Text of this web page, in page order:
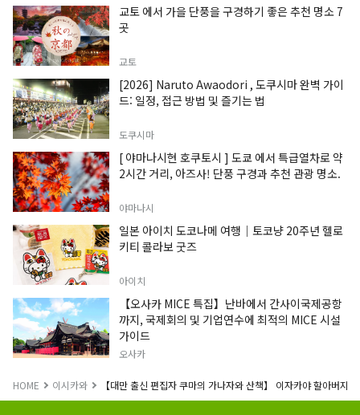
교토 에서 가을 단풍을 구경하기 좋은 추천 명소 7
곳
교토
[2026] Naruto Awaodori , 도쿠시마 완벽 가이
드: 일정, 접근 방법 및 즐기는 법
도쿠시마
[ 야마나시현 호쿠토시 ] 도쿄 에서 특급열차로 약
2시간 거리, 아즈사! 단풍 구경과 추천 관광 명소.
야마나시
일본 아이치 도코나메 여행｜토코냥 20주년 헬로
키티 콜라보 굿즈
아이치
【오사카 MICE 특집】난바에서 간사이국제공항
까지, 국제회의 및 기업연수에 최적의 MICE 시설
가이드
오사카
HOME 이시카와 【대만 출신 편집자 쿠마의 가나자와 산책】 이자카야 할아버지